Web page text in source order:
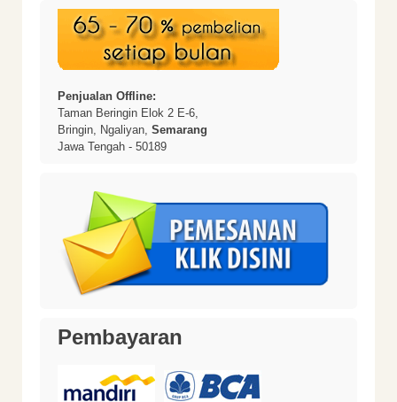
Penjualan Offline:
Taman Beringin Elok 2 E-6,
Bringin, Ngaliyan, Semarang
Jawa Tengah - 50189
Pembayaran